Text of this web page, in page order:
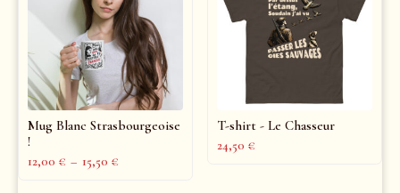
Mug Blanc Strasbourgeoise
!
12,00 € – 15,50 €
T-shirt - Le Chasseur
24,50 €